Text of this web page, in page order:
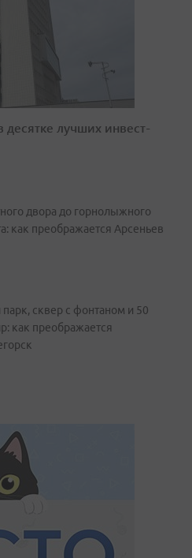
лучших инвест-
двора до горнолыжного
как преображается Арсеньев
сквер с фонтаном и 50
как преображается